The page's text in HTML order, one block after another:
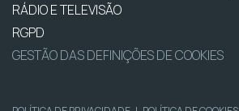
RÁDIO E TELEVISÃO
RGPD
GESTÃO DAS DEFINIÇÕES DE COOKIES